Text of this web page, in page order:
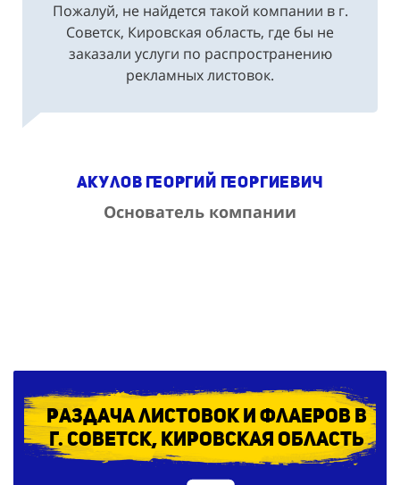
Пожалуй, не найдется такой компании в г.
Советск, Кировская область, где бы не
заказали услуги по распространению
рекламных листовок.
Акулов Георгий Георгиевич
Основатель компании
Раздача листовок и флаеров в
г. Советск, Кировская область